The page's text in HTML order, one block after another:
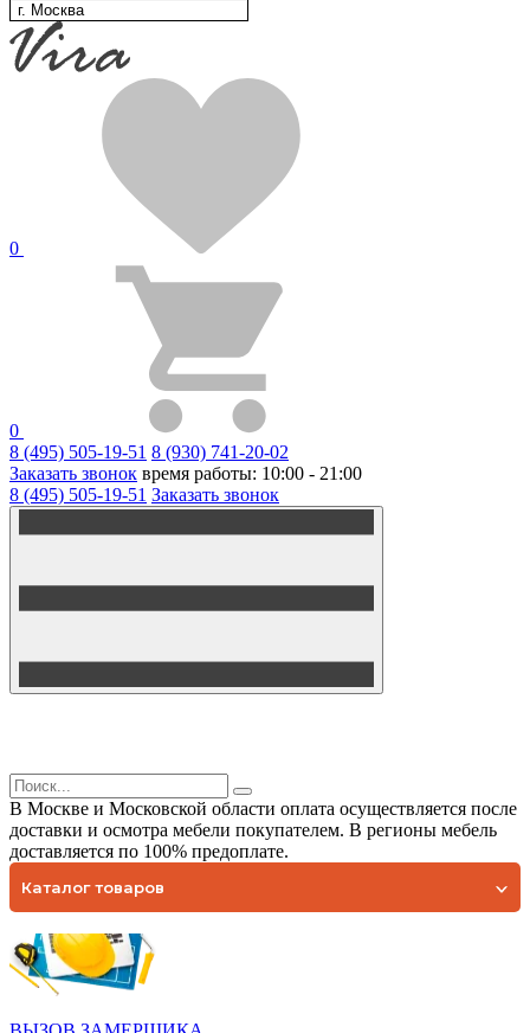
г. Москва
0
0
8 (495) 505-19-51 8 (930) 741-20-02
Заказать звонок время работы: 10:00 - 21:00
8 (495) 505-19-51 Заказать звонок
В Москве и Московской области оплата осуществляется после
доставки и осмотра мебели покупателем. В регионы мебель
доставляется по 100% предоплате.
Каталог товаров